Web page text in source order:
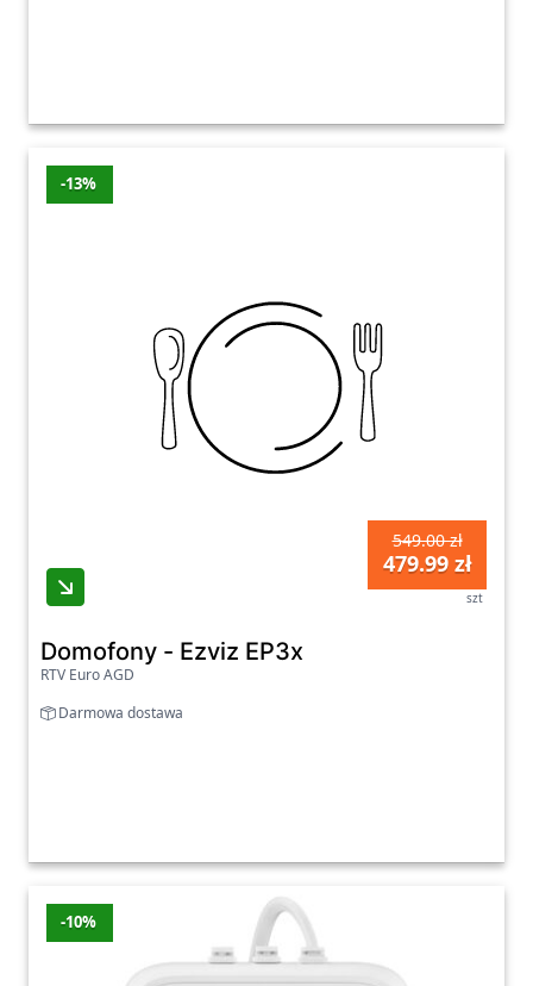
-13%
549.00 zł
479.99 zł
szt
Domofony - Ezviz EP3x
RTV Euro AGD
Darmowa dostawa
-10%